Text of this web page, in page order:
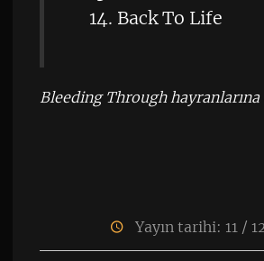
14. Back To Life
Bleeding Through
Yayın tarihi: 11 /